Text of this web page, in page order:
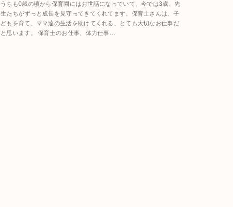
うちも0歳の頃から保育園にはお世話になっていて、今では3歳、先
生たちがずっと成長を見守ってきてくれてます。保育士さんは、子
どもを育て、ママ達の生活を助けてくれる、とても大切なお仕事だ
と思います。 保育士のお仕事、体力仕事…